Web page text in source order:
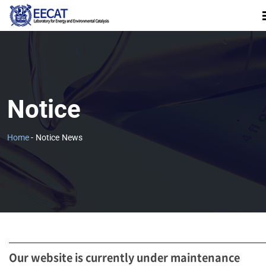
Notice
Home- Notice News
Our website is currently under maintenance